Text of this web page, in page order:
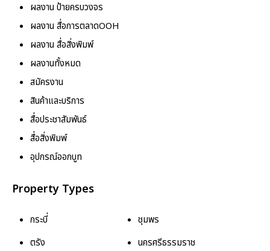
ผลงาน ป้ายครบวงจร
ผลงาน สื่อการตลาดOOH
ผลงาน สื่อสิ่งพิมพ์
ผลงานทั้งหมด
สมัครงาน
สินค้าและบริการ
สื่อประชาสัมพันธ์
สื่อสิ่งพิมพ์
อุปกรณ์ออกบูท
Property Types
กระบี่
ชุมพร
ตรัง
นครศรีธรรมราช